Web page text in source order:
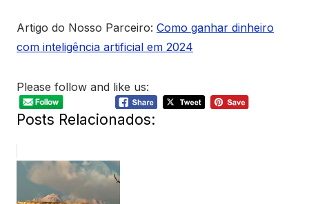
Artigo do Nosso Parceiro: Como ganhar dinheiro
com inteligência artificial em 2024
Please follow and like us:
Posts Relacionados: